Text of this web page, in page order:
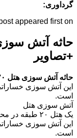
گرداوری:
appeared first on .
+تصاویر
حاثه آتش سوزی هتل ۲۰ طبقه در مکه!! +تصاویر
این آتش سوزی
است.
آتش سوزی هتل
یک هتل ۲۰
این آتش سوزی
است.